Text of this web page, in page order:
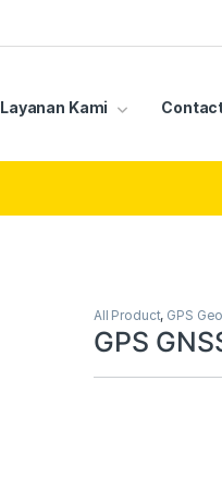
Layanan Kami
All Product, GPS
GPS